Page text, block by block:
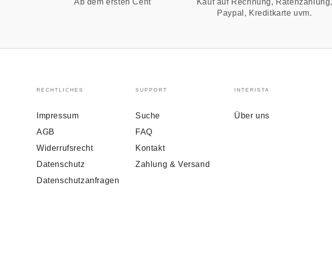
Paypal, Kreditkarte uvm.
RECHTLICHES
Impressum
AGB
Widerrufsrecht
Datenschutz
Datenschutzanfragen
SUPPORT
Suche
FAQ
Kontakt
Zahlung & Versand
INTERISTA
Über uns